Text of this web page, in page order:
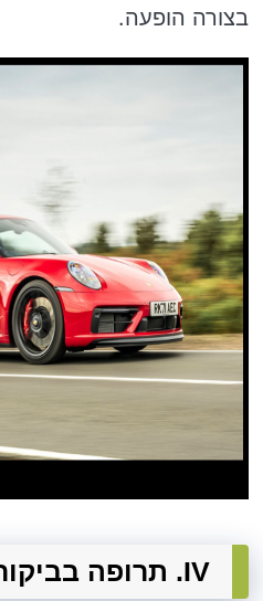
בצורה הופעה.
IV. תרופה בביקורת